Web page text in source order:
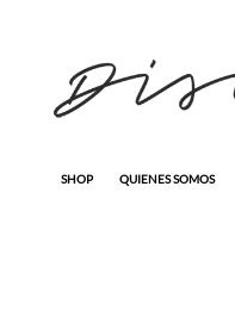
SHOP QUIENES SOMOS